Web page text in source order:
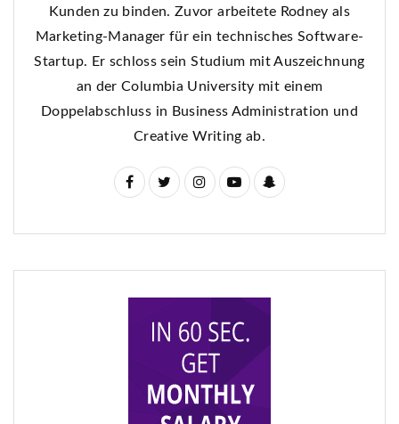
Kunden zu binden. Zuvor arbeitete Rodney als
Marketing-Manager für ein technisches Software-
Startup. Er schloss sein Studium mit Auszeichnung
an der Columbia University mit einem
Doppelabschluss in Business Administration und
Creative Writing ab.